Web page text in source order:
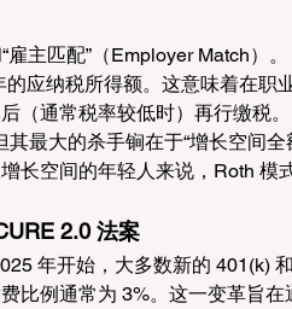
主匹配”（Employer Match）。
应纳税所得额。这意味着在职
（通常税率较低时）再行缴税。
最大的杀手锏在于“增长空间全
长空间的年轻人来说，Roth 模
2.0 法案
年开始，大多数新的 401(k)
比例通常为 3%。这一变革旨在